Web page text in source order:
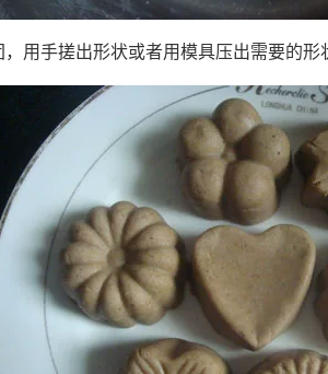
，用手搓出形状或者用模具压出需要的形